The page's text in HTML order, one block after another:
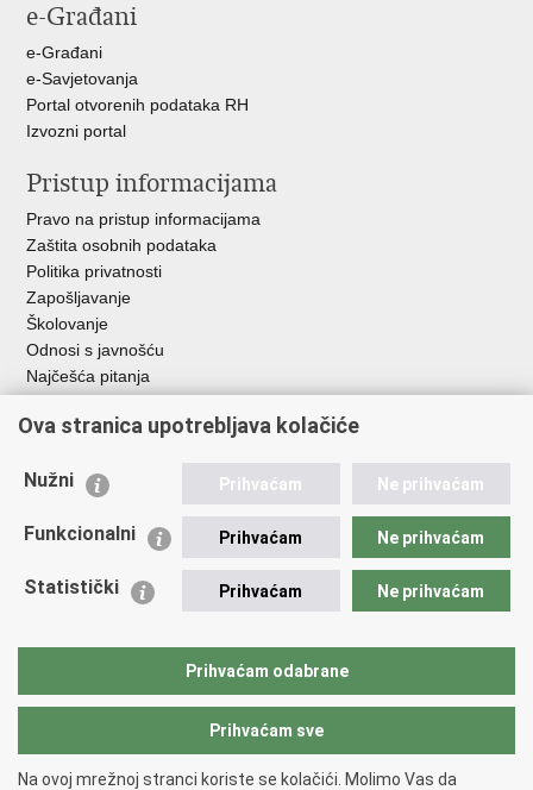
e-Građani
e-Građani
e-Savjetovanja
Portal otvorenih podataka RH
Izvozni portal
Pristup informacijama
Pravo na pristup informacijama
Zaštita osobnih podataka
Politika privatnosti
Zapošljavanje
Školovanje
Odnosi s javnošću
Najčešća pitanja
Važne poveznice
EMN Nacionalna kontaktna točka za Republiku Hrvatsku
Policijska akademija
Zaklada policijske solidarnosti
Sindikati
Ova stranica upotrebljava kolačiće
Nužni Prihvaćam Ne prihvaćam
Funkcionalni Prihvaćam Ne prihvaćam
Statistički Prihvaćam Ne prihvaćam
Prihvaćam odabrane
Prihvaćam sve
Na ovoj mrežnoj stranci koriste se kolačići. Molimo Vas da